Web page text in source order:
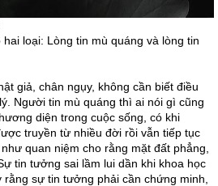
loại: Lòng tin mù quáng và lòng tin
giả, chân ngụy, không cần biết điều
Người tin mù quáng thì ai nói gì cũng
diện trong cuộc sống, có khi
truyền từ nhiều đời rồi vẫn tiếp tục
quan niệm cho rằng mặt đất phẳng,
tin tưởng sai lầm lui dần khi khoa học
sự tin tưởng phải cần chứng minh,